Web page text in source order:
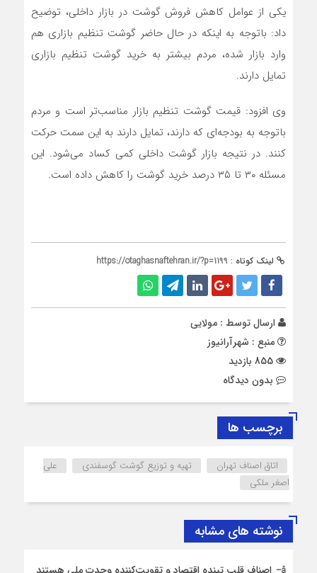
یکی از عوامل کاهش فروش گوشت در بازار داخلی، توضیح
داد: باتوجه‌ به اینکه در حال حاضر گوشت تنظیم بازاری هم
وارد بازار شده، مردم بیشتر به خرید گوشت تنظیم بازاری
تمایل دارند.
وی افزود: قیمت گوشت تنظیم بازار مناسب‌تر است و مردم
باتوجه ‌به بودجه‌ای که دارند، تمایل دارند به این سمت حرکت
کنند. در نتیجه بازار گوشت داخلی کمی کساد می‌شود. این
مسئله ۳۰ تا ۳۵ درصد خرید گوشت را کاهش داده است.
لینک کوتاه : https://otaghasnaftehran.ir/?p=1199
ارسال توسط : مولایی
منبع : شهرآرانیوز
بدون دیدگاه
برچسب ها
اتاق اصناف تهران تهیه و توزیع گوشت گوسفندی
علی
اصغر ملکی
نوشته های مشابه